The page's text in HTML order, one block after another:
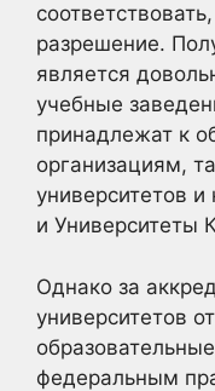
разрешение.
является
учебные
принадлежат к
организациям,
университетов
и Университеты
Однако за
университетов
федеральным